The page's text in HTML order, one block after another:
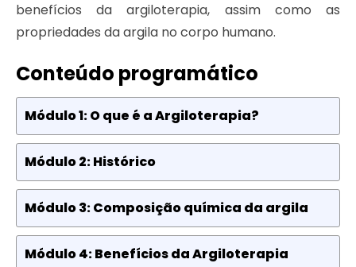
benefícios da argiloterapia, assim como as
propriedades da argila no corpo humano.
Conteúdo programático
Módulo 1: O que é a Argiloterapia?
Módulo 2: Histórico
Módulo 3: Composição química da argila
Módulo 4: Benefícios da Argiloterapia